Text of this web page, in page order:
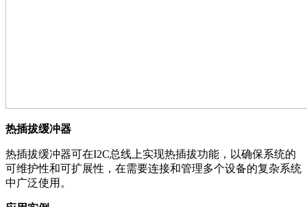
热插拔缓冲器
热插拔缓冲器可在I2C总线上实现热插拔功能，以确保系统的
可维护性和可扩展性，在需要连接和管理多个设备的复杂系统
中广泛使用。